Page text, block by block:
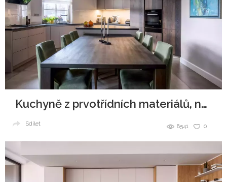
Kuchyně z prvotřídních materiálů, navždy jako nová
0
8541
Sdílet